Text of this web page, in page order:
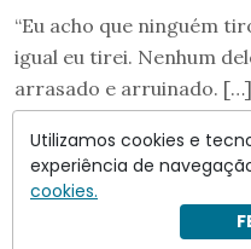
“Eu acho que ninguém
igual eu tirei. Nenhum
arrasado e arruinado.
por indignação, por
PT (do antecessor
Utilizamos cookies e
experiência de
cookies.